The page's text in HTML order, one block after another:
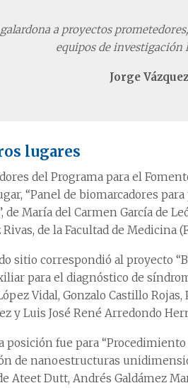
galardona a proyectos
equipos de investigación
Jorge
lugares
del Programa para el
“Panel de biomarcadores
de María del Carmen García de
de la Facultad de Medicina
sitio correspondió al proyecto
para el diagnóstico de
Vidal, Gonzalo Castillo
y Luis José René Arredondo
posición fue para
de nanoestructuras
Ateet Dutt, Andrés Galdámez